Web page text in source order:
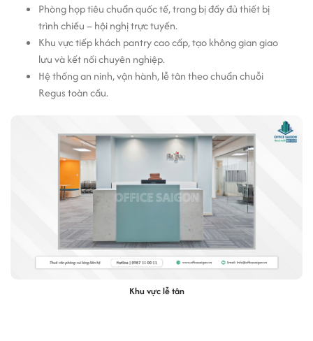
Phòng họp tiêu chuẩn quốc tế, trang bị đầy đủ thiết bị
trình chiếu – hội nghị trực tuyến.
Khu vực tiếp khách pantry cao cấp, tạo không gian giao
lưu và kết nối chuyên nghiệp.
Hệ thống an ninh, vận hành, lễ tân theo chuẩn chuỗi
Regus toàn cầu.
Khu vực lễ tân